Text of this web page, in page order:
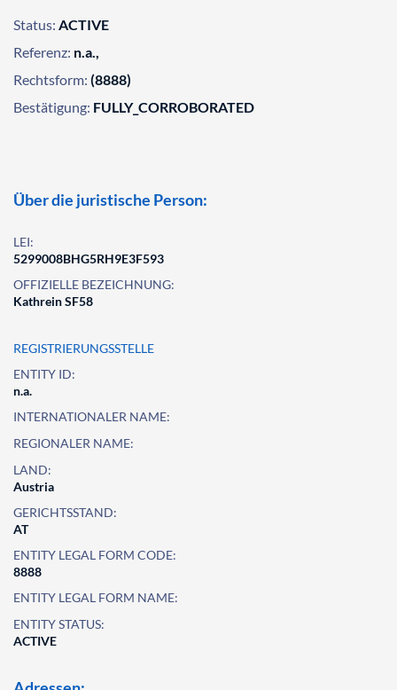
Status: ACTIVE
Referenz: n.a.,
Rechtsform: (8888)
Bestätigung: FULLY_CORROBORATED
Über die juristische Person:
LEI:
5299008BHG5RH9E3F593
OFFIZIELLE BEZEICHNUNG:
Kathrein SF58
REGISTRIERUNGSSTELLE
ENTITY ID:
n.a.
INTERNATIONALER NAME:
REGIONALER NAME:
LAND:
Austria
GERICHTSSTAND:
AT
ENTITY LEGAL FORM CODE:
8888
ENTITY LEGAL FORM NAME:
ENTITY STATUS:
ACTIVE